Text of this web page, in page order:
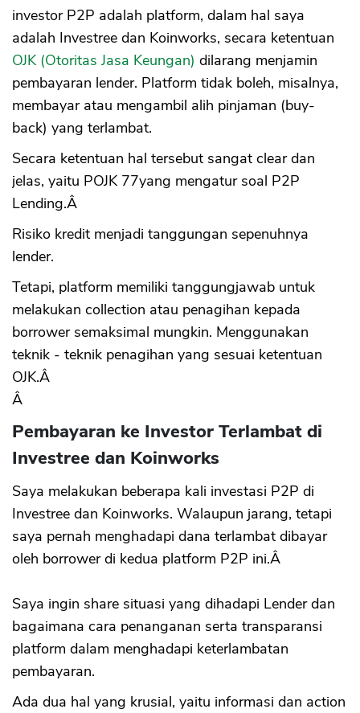
investor P2P adalah platform, dalam hal saya
adalah Investree dan Koinworks, secara ketentuan
OJK (Otoritas Jasa Keungan) dilarang menjamin
pembayaran lender. Platform tidak boleh, misalnya,
membayar atau mengambil alih pinjaman (buy-
back) yang terlambat.
Secara ketentuan hal tersebut sangat clear dan
jelas, yaitu POJK 77yang mengatur soal P2P
Lending.Â
Risiko kredit menjadi tanggungan sepenuhnya
lender.
Tetapi, platform memiliki tanggungjawab untuk
melakukan collection atau penagihan kepada
borrower semaksimal mungkin. Menggunakan
teknik - teknik penagihan yang sesuai ketentuan
OJK.Â
Â
Pembayaran ke Investor Terlambat di
Investree dan Koinworks
Saya melakukan beberapa kali investasi P2P di
Investree dan Koinworks. Walaupun jarang, tetapi
saya pernah menghadapi dana terlambat dibayar
oleh borrower di kedua platform P2P ini.Â
Saya ingin share situasi yang dihadapi Lender dan
bagaimana cara penanganan serta transparansi
platform dalam menghadapi keterlambatan
pembayaran.
Ada dua hal yang krusial, yaitu informasi dan action